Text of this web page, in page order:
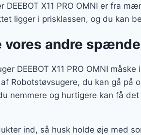
DEEBOT X11 PRO OMNI er fra
ligger i prisklassen, og du kan
vores andre
DEEBOT X11 PRO OMNI
Robotstøvsugere, du kan gå på
nemmere og hurtigere kan få
ind, så husk holde øje med